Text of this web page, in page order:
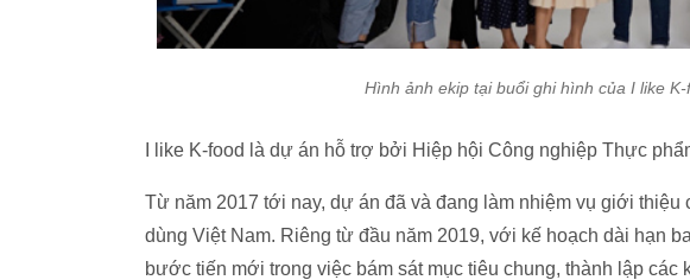
Hình ảnh ekip tại buổi ghi hình của I like
I like K-food là dự án hỗ trợ bởi Hiệp hội Công nghiệp Thực
Từ năm 2017 tới nay, dự án đã và đang làm nhiệm vụ giới
dùng Việt Nam. Riêng từ đầu năm 2019, với kế hoạch dài hạn
bước tiến mới trong việc bám sát mục tiêu chung, thành lập các